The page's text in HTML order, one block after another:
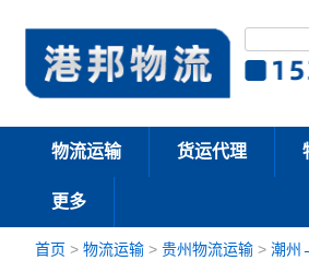
物流运输 货运代理
更多
首页 >物流运输 >贵州物流运输 >潮州